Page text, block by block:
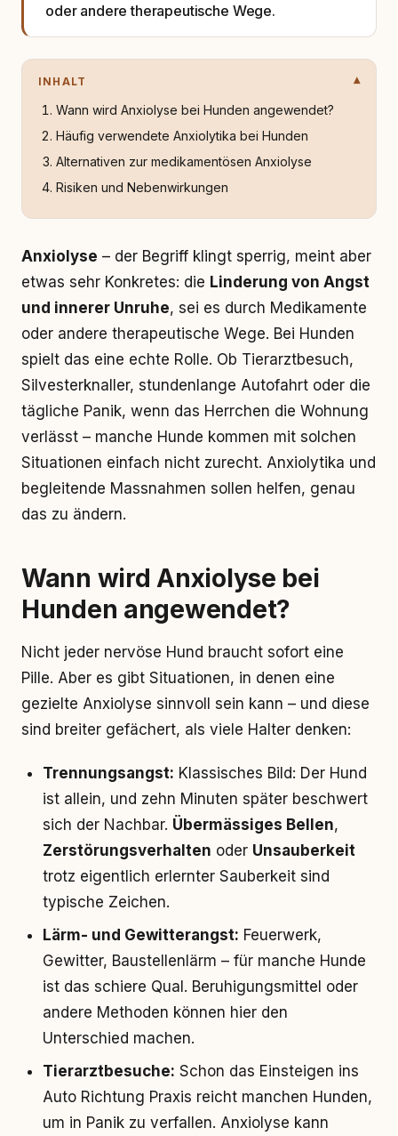
oder andere therapeutische Wege.
INHALT
Wann wird Anxiolyse bei Hunden angewendet?
Häufig verwendete Anxiolytika bei Hunden
Alternativen zur medikamentösen Anxiolyse
Risiken und Nebenwirkungen
Anxiolyse – der Begriff klingt sperrig, meint aber
etwas sehr Konkretes: die Linderung von Angst
und innerer Unruhe, sei es durch Medikamente
oder andere therapeutische Wege. Bei Hunden
spielt das eine echte Rolle. Ob Tierarztbesuch,
Silvesterknaller, stundenlange Autofahrt oder die
tägliche Panik, wenn das Herrchen die Wohnung
verlässt – manche Hunde kommen mit solchen
Situationen einfach nicht zurecht. Anxiolytika und
begleitende Massnahmen sollen helfen, genau
das zu ändern.
Wann wird Anxiolyse bei
Hunden angewendet?
Nicht jeder nervöse Hund braucht sofort eine
Pille. Aber es gibt Situationen, in denen eine
gezielte Anxiolyse sinnvoll sein kann – und diese
sind breiter gefächert, als viele Halter denken:
Trennungsangst: Klassisches Bild: Der Hund
ist allein, und zehn Minuten später beschwert
sich der Nachbar. Übermässiges Bellen,
Zerstörungsverhalten oder Unsauberkeit
trotz eigentlich erlernter Sauberkeit sind
typische Zeichen.
Lärm- und Gewitterangst: Feuerwerk,
Gewitter, Baustellenlärm – für manche Hunde
ist das schiere Qual. Beruhigungsmittel oder
andere Methoden können hier den
Unterschied machen.
Tierarztbesuche: Schon das Einsteigen ins
Auto Richtung Praxis reicht manchen Hunden,
um in Panik zu verfallen. Anxiolyse kann